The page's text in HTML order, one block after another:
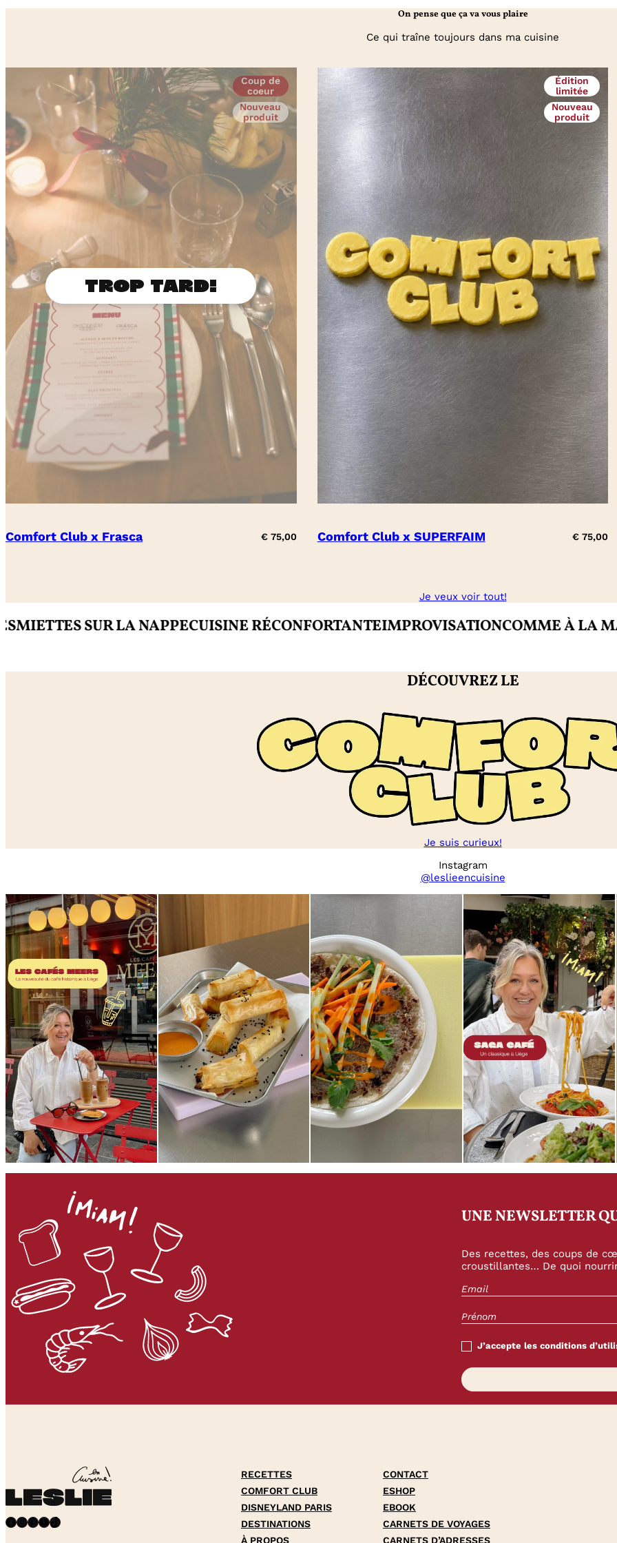
On pense que ça va vous plaire
Ce qui traîne toujours dans ma cuisine
Coup de
coeur
Nouveau
produit
Comfort Club x Frasca €75,00
Édition
limitée
Nouveau
produit
Comfort Club x SUPERFAIM € 75,00
Je veux voir tout!
SUR LA NAPPECUISINE RÉCONFORTANTEIMPROVISATIONCOMME À LA
DÉCOUVREZ LE
Je suis curieux!
Instagram
@leslieencuisine
UNE NEWSLETTER
Des recettes, des coups de
croustillantes… De quoi
J’accepte les conditions
Facebook InstagramPinterest YouTube TikTok
RECETTES
COMFORT CLUB
DISNEYLAND PARIS
DESTINATIONS
À PROPOS
CONTACT
ESHOP
EBOOK
CARNETS DE VOYAGES
CARNETS D’ADRESSES